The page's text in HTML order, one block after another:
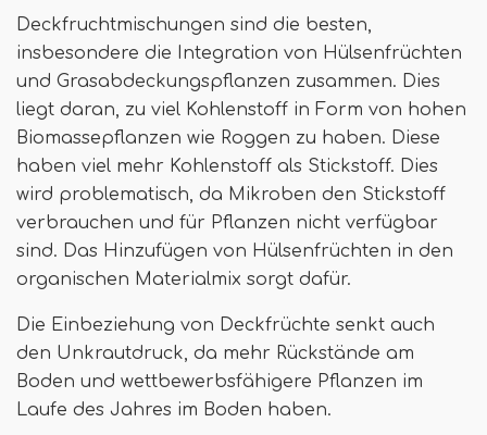
Deckfruchtmischungen sind die besten,
insbesondere die Integration von Hülsenfrüchten
und Grasabdeckungspflanzen zusammen. Dies
liegt daran, zu viel Kohlenstoff in Form von hohen
Biomassepflanzen wie Roggen zu haben. Diese
haben viel mehr Kohlenstoff als Stickstoff. Dies
wird problematisch, da Mikroben den Stickstoff
verbrauchen und für Pflanzen nicht verfügbar
sind. Das Hinzufügen von Hülsenfrüchten in den
organischen Materialmix sorgt dafür.
Die Einbeziehung von Deckfrüchte senkt auch
den Unkrautdruck, da mehr Rückstände am
Boden und wettbewerbsfähigere Pflanzen im
Laufe des Jahres im Boden haben.